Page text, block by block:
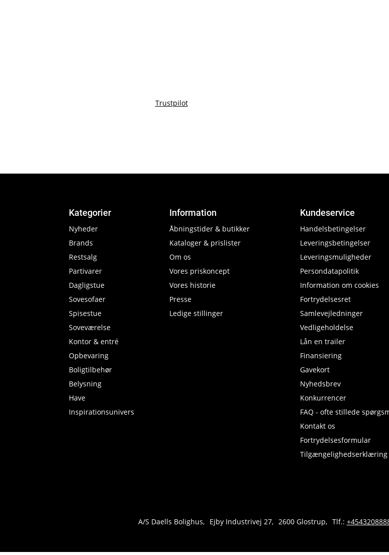
Trustpilot
Kategorier
Nyheder
Brands
Restsalg
Partivarer
Dagligstue
Sovesofaer
Spisestue
Soveværelse
Kontor & entré
Opbevaring
Boligtilbehør
Belysning
Have
Inspirationsunivers
Information
Åbningstider & butikker
Kataloger & prislister
Om os
Vores priskoncept
Vores historie
Presse
Ledige stillinger
Kundeservice
Handelsbetingelser
Leveringsbetingelser
Leveringsmuligheder
Persondatapolitik
Information om cookies
Fortrydelsesret
Samlevejledninger
Vedligeholdelse
Lån en trailer
Finansiering
Gavekort
Nyhedsbrev
Konkurrencer
FAQ - ofte stillede
Kontakt os
Fortrydelsesformular
Tilgængelighedserklæring
A/S Daells Bolighus Ejby Industrivej 27 2600 Glostrup Tlf.: